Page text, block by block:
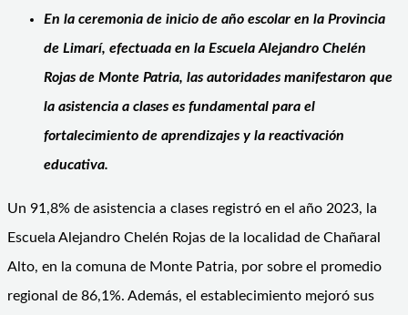
En la ceremonia de inicio de año escolar en la Provincia
de Limarí, efectuada en la Escuela Alejandro Chelén
Rojas de Monte Patria, las autoridades manifestaron que
la asistencia a clases es fundamental para el
fortalecimiento de aprendizajes y la reactivación
educativa.
Un 91,8% de asistencia a clases registró en el año 2023, la
Escuela Alejandro Chelén Rojas de la localidad de Chañaral
Alto, en la comuna de Monte Patria, por sobre el promedio
regional de 86,1%. Además, el establecimiento mejoró sus